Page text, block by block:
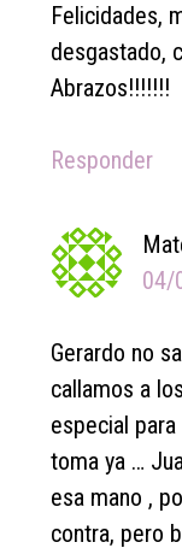
Felicidades,
desgastado,
Abrazos!!!!!!!
Responder
04/
Gerardo no
callamos a
especial
toma ya …
esa mano ,
contra, pero